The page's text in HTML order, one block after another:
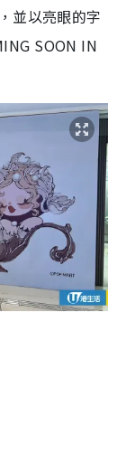
並以亮眼的字
SOON IN